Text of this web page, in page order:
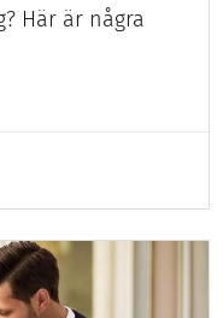
Här är några